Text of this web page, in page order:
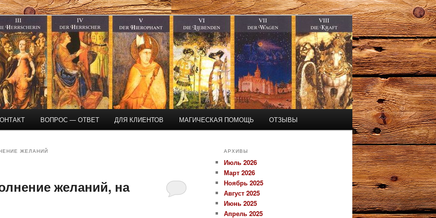
помощь
ВОПРОС — ОТВЕТ ДЛЯ КЛИЕНТОВ МАГИЧЕСКАЯ ПОМОЩЬ ОТЗЫВЫ
ЖЕЛАНИЙ
желаний, на
АРХИВЫ
Июль 2026
Март 2026
Ноябрь 2025
Август 2025
Июнь 2025
Апрель 2025